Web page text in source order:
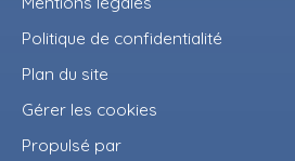
Politique de confidentialité
Plan du site
Gérer les cookies
Propulsé par